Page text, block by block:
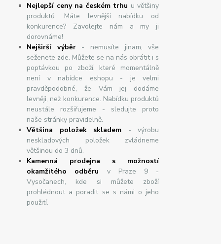
Nejlepší ceny na českém trhu u většiny
produktů. Máte levnější nabídku od
konkurence? Zavolejte nám a my ji
dorovnáme!
Nejširšívýběr- nemusíte jinam, vše
seženete zde. Můžete se na nás obrátit i s
poptávkou po zboží, které momentálně
není v nabídce eshopu - je velmi
pravděpodobné, že Vám jej dodáme
levněji, než konkurence. Nabídku produktů
neustále rozšiřujeme - sledujte proto
naše stránky pravidelně.
Většina položek skladem - výrobu
neskladových položek zvládneme
většinou do 3 dnů.
Kamenná prodejna s možností
okamžitého odběru v Praze 9 -
Vysočanech, kde si můžete zboží
prohlédnout a poradit se s námi o jeho
použití.